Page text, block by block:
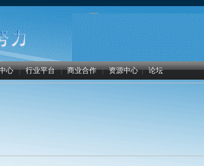
心 | 行业平台 | 商业合作 | 资源中心 | 论坛